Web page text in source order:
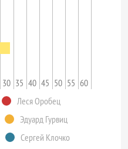
30 35 40 45 50 55 60
Леся Оробец
Эдуард Гурвиц
Сергей Клочко